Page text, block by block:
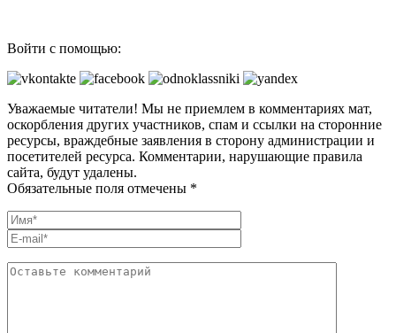
Войти с помощью:
Уважаемые читатели! Мы не приемлем в комментариях мат,
оскорбления других участников, спам и ссылки на сторонние
ресурсы, враждебные заявления в сторону администрации и
посетителей ресурса. Комментарии, нарушающие правила
сайта, будут удалены.
Обязательные поля отмечены *